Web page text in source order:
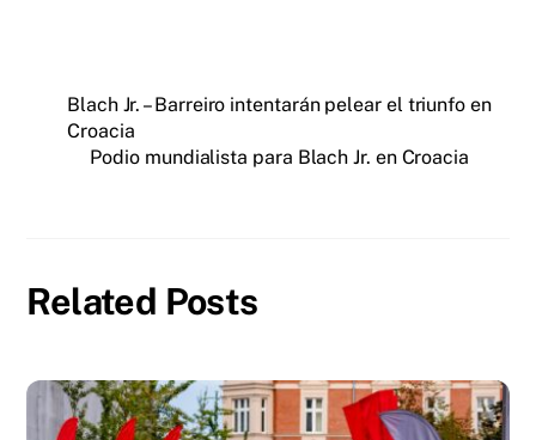
Blach Jr. – Barreiro intentarán pelear el triunfo en
Croacia
Podio mundialista para Blach Jr. en Croacia
Related Posts